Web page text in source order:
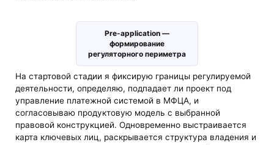
Pre-application —
формирование
регуляторного периметра
На стартовой стадии я фиксирую границы регулируемой
деятельности, определяю, подпадает ли проект под
управление платежной системой в МФЦА, и
согласовываю продуктовую модель с выбранной
правовой конструкцией. Одновременно выстраивается
карта ключевых лиц, раскрывается структура владения и